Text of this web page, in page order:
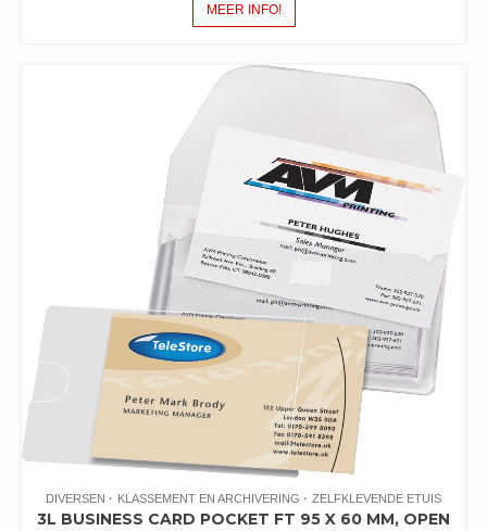
MEER INFO!
DIVERSEN KLASSEMENT EN ARCHIVERING ZELFKLEVENDE ETUIS
3L BUSINESS CARD POCKET FT 95 X 60 MM, OPEN